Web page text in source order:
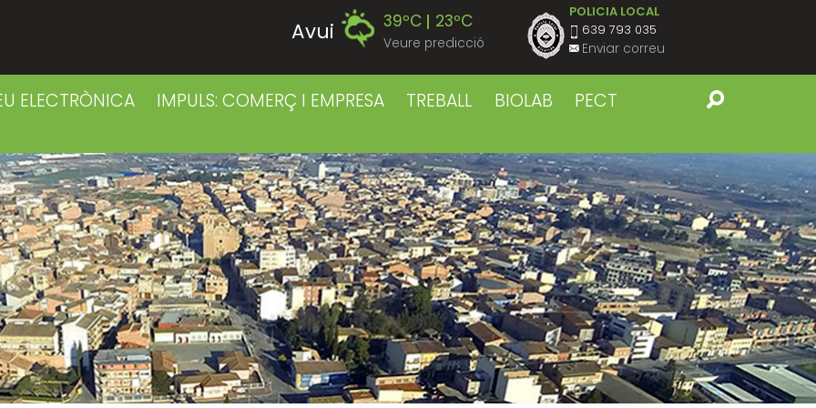
Avui 39ºC 23ºC
Veure predicció
Diumenge 39ºC 22ºC
Dimarts 39ºC 22ºC
Dimecres 41ºC 23ºC
Dijous 42ºC 22ºC
Divendres 40ºC 23ºC
POLICIA LOCAL
639 793 035
Enviar correu
ELECTRÒNICA IMPULS: COMERÇ I EMPRESA TREBALL BIOLAB
PECT